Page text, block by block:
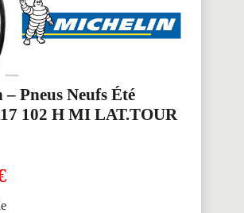
Pneus Neufs Été
102 H MI LAT.TOUR